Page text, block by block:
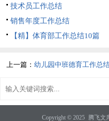
技术员工作总结
销售年度工作总结
【精】体育部工作总结10篇
上一篇：幼儿园中班德育工作总
Copyright © 2025 腾飞文